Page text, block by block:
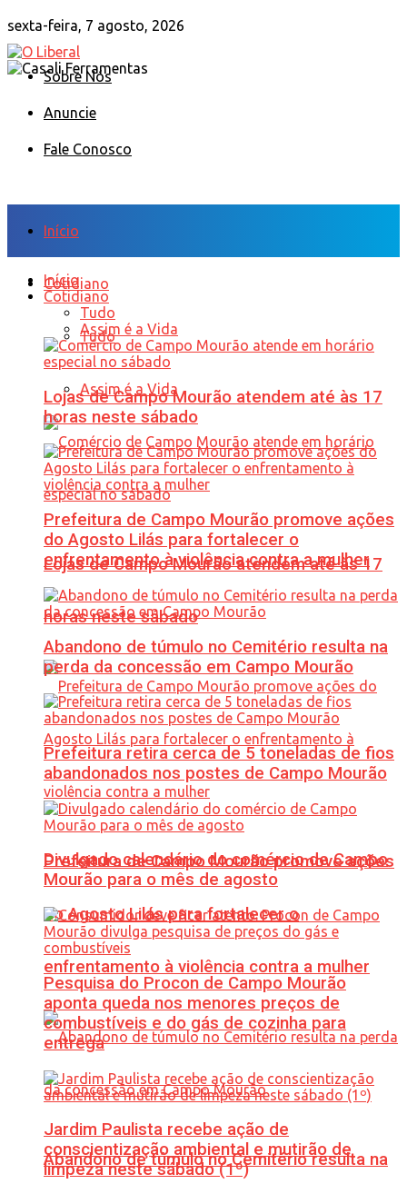
sexta-feira, 7 agosto, 2026
Sobre Nós
Anuncie
Fale Conosco
Início
Cotidiano
Tudo
Assim é a Vida
Lojas de Campo Mourão atendem até às 17
horas neste sábado
Prefeitura de Campo Mourão promove ações
do Agosto Lilás para fortalecer o
enfrentamento à violência contra a mulher
Abandono de túmulo no Cemitério resulta na
Início
Cotidiano
Tudo
Assim é a Vida
Lojas de Campo Mourão atendem até às 17
horas neste sábado
Prefeitura de Campo Mourão promove ações
do Agosto Lilás para fortalecer o
enfrentamento à violência contra a mulher
Abandono de túmulo no Cemitério resulta na
perda da concessão em Campo Mourão
Prefeitura retira cerca de 5 toneladas de fios
abandonados nos postes de Campo Mourão
Divulgado calendário do comércio de Campo
Mourão para o mês de agosto
Pesquisa do Procon de Campo Mourão
aponta queda nos menores preços de
combustíveis e do gás de cozinha para
entrega
Jardim Paulista recebe ação de
conscientização ambiental e mutirão de
limpeza neste sábado (1º)